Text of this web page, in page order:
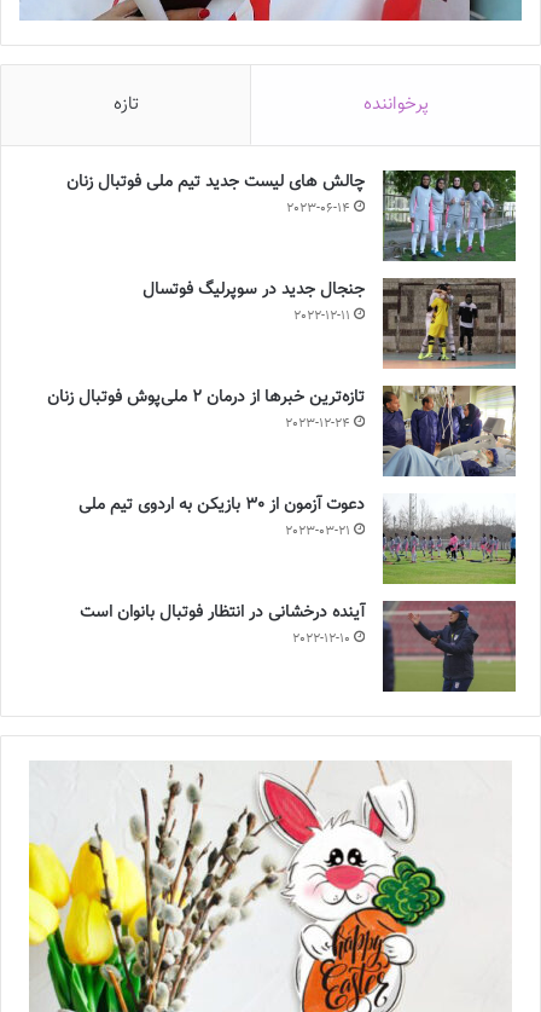
پرخواننده تازه
چالش هاى ليست جدید تيم ملى فوتبال زنان
2023-06-14
جنجال جدید در سوپرلیگ فوتسال
2022-12-11
تازه‌ترین خبرها از درمان ۲ ملی‌پوش فوتبال زنان
2023-12-24
دعوت آزمون از 30 بازیکن به اردوی تیم ملی
2023-03-21
آینده درخشانی در انتظار فوتبال بانوان است
2022-12-10